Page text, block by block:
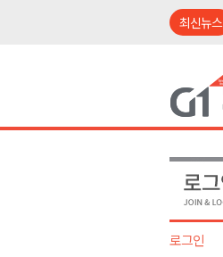
최신뉴스
로그인